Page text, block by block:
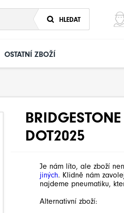
HLEDAT
OSTATNÍ ZBOŽÍ
DOT2025
Je nám líto, ale zboží
jiných. Klidně nám
najdeme pneumatiku,
Alternativní zboží: